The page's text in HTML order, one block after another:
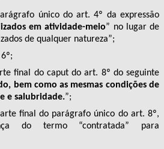
único do art. 4º da expressão
em atividade-meio” no lugar de
de qualquer natureza”;
final do caput do art. 8º do seguinte
bem como as mesmas condições de
e salubridade.”;
final do parágrafo único do art. 8º,
do termo “contratada” para